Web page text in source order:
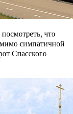
что
симпатичной
Спасского